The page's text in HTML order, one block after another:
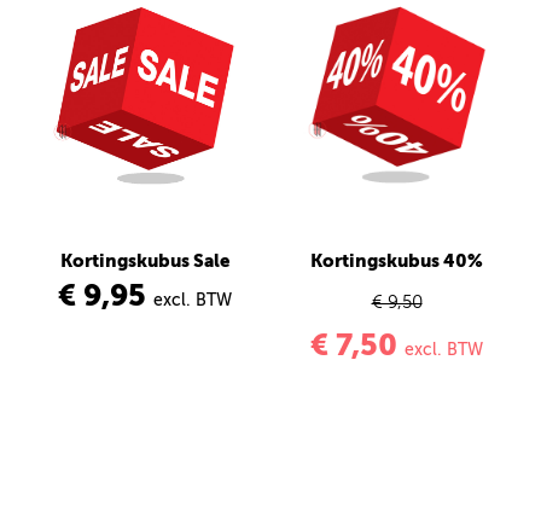
Kortingskubus Sale
€ 9,95 excl. BTW
Kortingskubus 40%
€ 9,50
€ 7,50 excl. BTW